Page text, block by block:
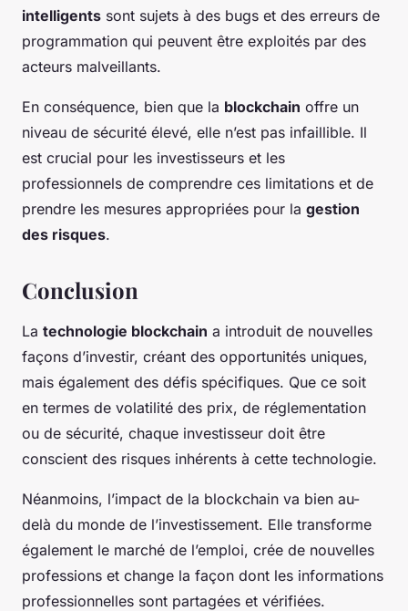
intelligents sont sujets à des bugs et des erreurs de
programmation qui peuvent être exploités par des
acteurs malveillants.
En conséquence, bien que la blockchain offre un
niveau de sécurité élevé, elle n’est pas infaillible. Il
est crucial pour les investisseurs et les
professionnels de comprendre ces limitations et de
prendre les mesures appropriées pour la gestion
des risques.
Conclusion
La technologie blockchain a introduit de nouvelles
façons d’investir, créant des opportunités uniques,
mais également des défis spécifiques. Que ce soit
en termes de volatilité des prix, de réglementation
ou de sécurité, chaque investisseur doit être
conscient des risques inhérents à cette technologie.
Néanmoins, l’impact de la blockchain va bien au-
delà du monde de l’investissement. Elle transforme
également le marché de l’emploi, crée de nouvelles
professions et change la façon dont les informations
professionnelles sont partagées et vérifiées.